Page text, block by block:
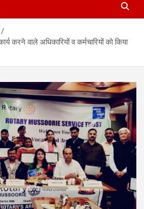
करने वाले अधिकारियों व कर्मचारियों को किया